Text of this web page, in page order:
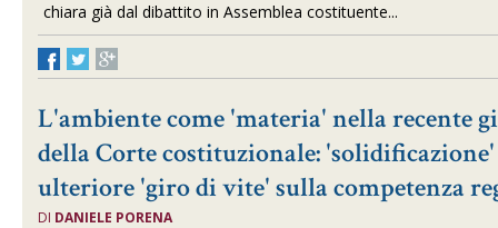
chiara già dal dibattito in Assemblea costituente...
L'ambiente come 'materia' nella recente
della Corte costituzionale:
ulteriore 'giro di vite' sulla competenza
DI DANIELE PORENA